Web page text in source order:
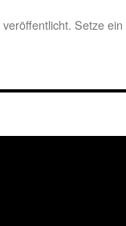
veröffentlicht. Setze